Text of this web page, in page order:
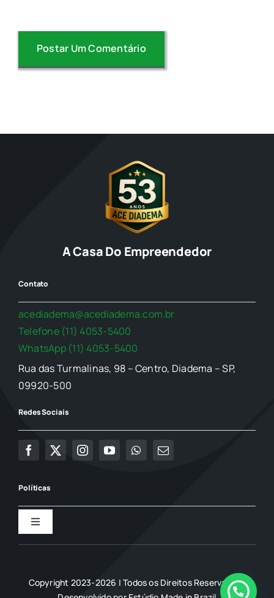
A Casa Do Empreendedor
Contato
acediadema@acediadema.com.br
Telefone (11) 4053-5400
WhatsApp (11) 4053-5400
Rua das Turmalinas, 98 – Centro, Diadema – SP,
09920-500
Redes Sociais
Políticas
Toggle
Navigation
Termo de uso
Copyright 2023-2026 | Todos os Direitos Reservados |